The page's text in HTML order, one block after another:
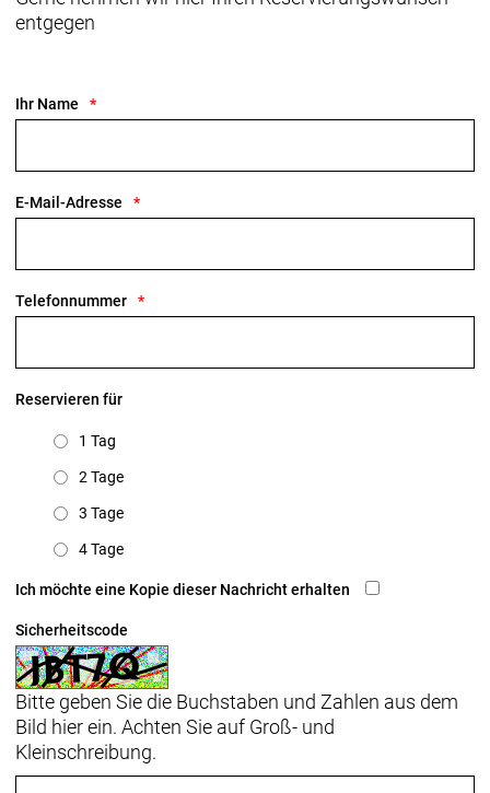
entgegen
Ihr Name
E-Mail-Adresse
Telefonnummer
Reservieren für
1 Tag
2 Tage
3 Tage
4 Tage
Ich möchte eine Kopie dieser Nachricht erhalten
Sicherheitscode
Bitte geben Sie die Buchstaben und Zahlen aus dem
Bild hier ein. Achten Sie auf Groß- und
Kleinschreibung.